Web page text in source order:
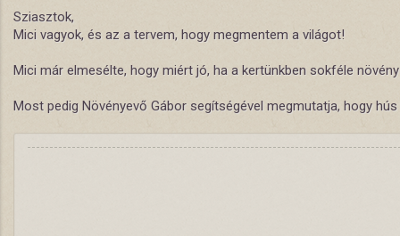
Sziasztok,
Mici vagyok, és az a tervem, hogy megmentem a világot!
Mici már elmesélte, hogy miért jó, ha a kertünkben sokféle
Most pedig Növényevő Gábor segítségével megmutatja, hogy